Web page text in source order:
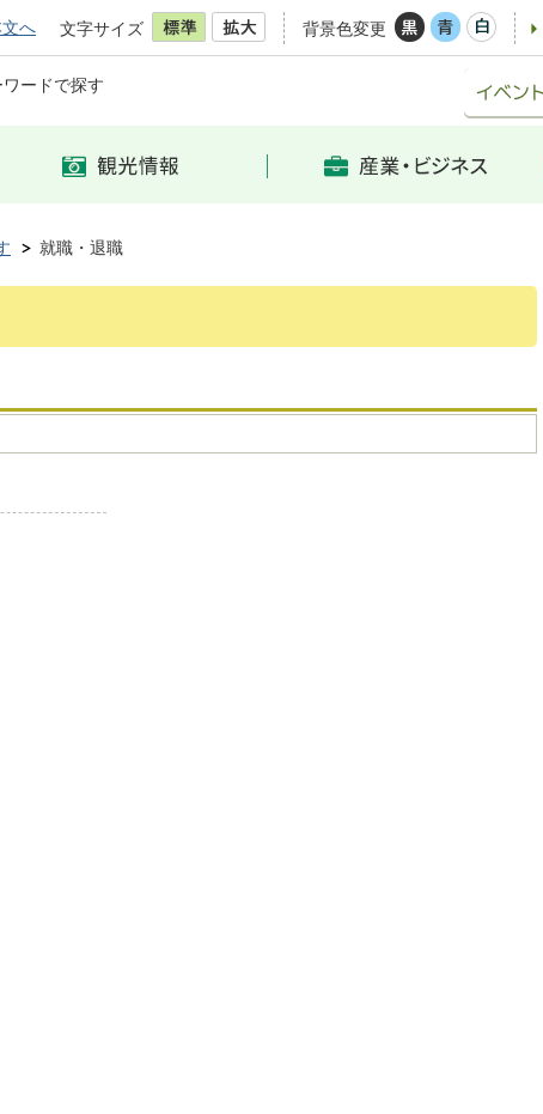
へ 文字サイズ 背景色変更
ワードで探す
就職・退職